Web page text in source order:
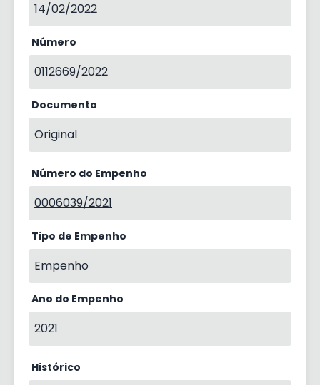
14/02/2022
Número
0112669/2022
Documento
Original
Número do Empenho
0006039/2021
Tipo de Empenho
Empenho
Ano do Empenho
2021
Histórico